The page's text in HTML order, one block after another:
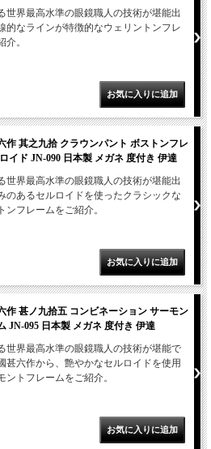
世界最高水準の眼鏡職人の技術が堪能出
的なラインが特徴的なウェリントンフレ
介。
作 其之九拾 クラウンパント ボストンフレ
イド JN-090 日本製 メガネ 度付き 伊達
世界最高水準の眼鏡職人の技術が堪能出
のあるセルロイドを使ったクラシックな
ンフレームをご紹介。
作 甚ノ九拾五 コンビネーション サーモン
JN-095 日本製 メガネ 度付き 伊達
世界最高水準の眼鏡職人の技術が堪能で
甚六作から、艶やかなセルロイドを使用
ントフレームをご紹介。